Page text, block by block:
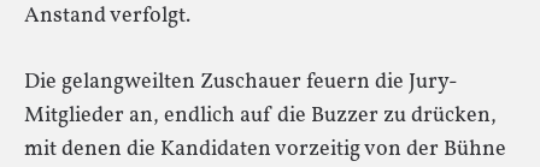
Anstand verfolgt.
Die gelangweilten Zuschauer feuern die Jury-
Mitglieder an, endlich auf die Buzzer zu drücken,
mit denen die Kandidaten vorzeitig von der Bühne